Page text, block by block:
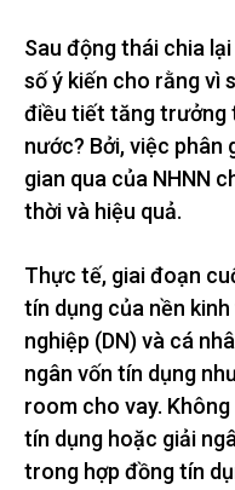
Sau động thái chia
số ý kiến cho rằng vì
điều tiết tăng trưởng
nước? Bởi, việc
gian qua của NHNN
thời và hiệu quả.
Thực tế, giai đoạn
tín dụng của nền
nghiệp (DN) và cá
ngân vốn tín dụng
room cho vay.
tín dụng hoặc giải
trong hợp đồng tín